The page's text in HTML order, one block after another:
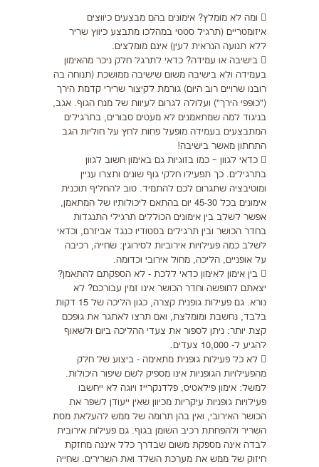
 ומה לא מומלץ? אימונים בהם מבצעים כיווצים
איזומטריים (תרגיל סטטי במהלכו מתבצע כיווץ שריר
ללא תנועה הנראית לעין) אינם מומלצים.
 בישיבה או עמידה? כדאי לתרגל חלק ניכר מהאימון
בעמידה ולא בישיבה משום שישיבה ממושכת (תנוחה בה
רובנו שרויים רוב היום) גורמת לקיצור שרירי קדמת הירך
("כופפי הירך") ועלולה לגרום לעיוות של מנח הגוף. אגב,
בניגוד למה שמתאמנים לא מעטים סבורים, בתרגילים
המתבצעים בעמידה מופעל פחות לחץ על חוליות הגב
התחתון מאשר בישיבה!
 כדאי לגוון – כמו בזוגיות גם באימון חשוב לגוון
בתרגילים. כך תפעילו חלקי גוף שונים ותצרו עניין
ומוטיבציה שתגרום לכם להתמיד. טוב להחליף תוכנית
אימונים בכל 45-30 יום בהתאם ליכולותיו של המתאמן,
אפשר לשלב בין אימונים הכוללים תרגילי התנגדות
בחדר הכושר ובין תרגילים בסטודיו כנגד אביזרם, וכדאי
לשלב כמה פעילויות אירוביות לסירוגין: שחייה, רכיבה
על אופניים, הליכה, מחול אירובי וכדומה.
 בין אימון לאימון כדאי ללכת - לא הספקתם להתאמן?
יצאתם לחופשה וחדר הכושר אינו זמין עבורכם? לא
נורא. גם פעילות גופנית קצרה, כגון הליכה של 15 דקות
בלבד, נחשבת ומומלצת, ואם תרצו לאתגר את גופכם
קצת יותר: ניתן לספור את צעדי ההליכה ביום ולשאוף
להגיע ל- 10,000 צעדים.
 לא כל פעילות גופנית מתאימה - ביצוע של חלק
מהפעילויות הגופניות אינו מספיק לשם שיפור היכולות.
למשל: אימון פילאטיס, פלדנקרייז ויוגה לא ייחשבו
פעילויות גופניות עיקריות מכיוון שאין ייעודן לשפר את
הכושר האירובי, ואין בהן תרומה של ממש להעלאת מסת
השריר ולהפחתת רכיב השומן בגוף. גם פעילות אירובית
לבדה אינה מספקת משום שבדרך כלל איננה מחזקת
חיזוק של ממש את מערכת השלד ואת השרירים. שחייה